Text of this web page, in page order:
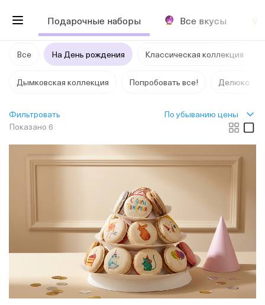
Подарочные наборы Все вкусы
Все На День рождения Классическая коллекция
Дымковская коллекция Попробовать все! Делюкс
Показано 6
Фильтровать По убыванию цены